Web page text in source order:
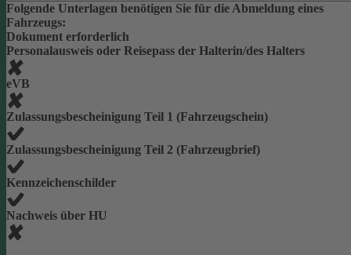
Folgende Unterlagen benötigen Sie für die Abmeldung eines
Fahrzeugs:
Dokument erforderlich
Personalausweis oder Reisepass der Halterin/des Halters
eVB
Zulassungsbescheinigung Teil 1 (Fahrzeugschein)
Zulassungsbescheinigung Teil 2 (Fahrzeugbrief)
Kennzeichenschilder
Nachweis über HU